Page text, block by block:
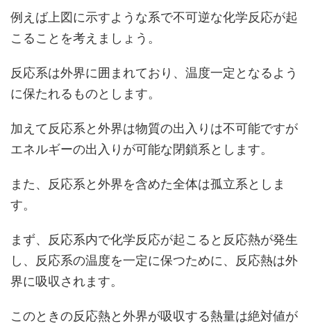
例えば上図に示すような系で不可逆な化学反応が起
こることを考えましょう。
反応系は外界に囲まれており、温度一定となるよう
に保たれるものとします。
加えて反応系と外界は物質の出入りは不可能ですが
エネルギーの出入りが可能な閉鎖系とします。
また、反応系と外界を含めた全体は孤立系としま
す。
まず、反応系内で化学反応が起こると反応熱が発生
し、反応系の温度を一定に保つために、反応熱は外
界に吸収されます。
このときの反応熱と外界が吸収する熱量は絶対値が